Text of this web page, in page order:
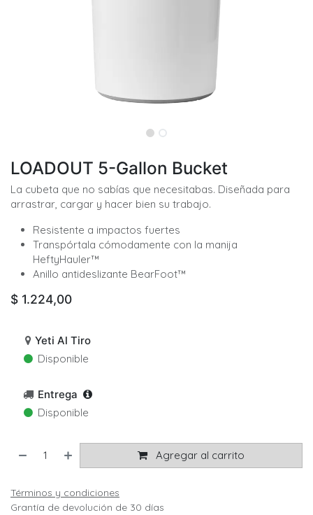
LOADOUT 5-Gallon Bucket
La cubeta que no sabías que necesitabas. Diseñada para
arrastrar, cargar y hacer bien su trabajo.
Resistente a impactos fuertes
Transpórtala cómodamente con la manija
HeftyHauler™
Anillo antideslizante BearFoot™
$ 1.224,00
Yeti Al Tiro
Disponible
Entrega
Disponible
Agregar al carrito
Términos y condiciones
Grantía de devolución de 30 días